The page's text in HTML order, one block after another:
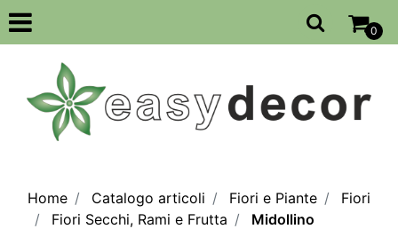
Open
0
Home Catalogo articoli Fiori e Piante
Fiori
Fiori Secchi, Rami e Frutta
Midollino